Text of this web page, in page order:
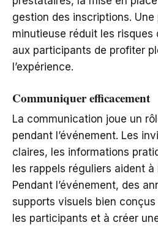
gestion des inscriptions.
minutieuse réduit les risques
aux participants de profiter
l’expérience.
Communiquer efficacement
La communication joue un
pendant l’événement. Les
claires, les informations
les rappels réguliers aident à
Pendant l’événement, des
supports visuels bien
les participants et à créer